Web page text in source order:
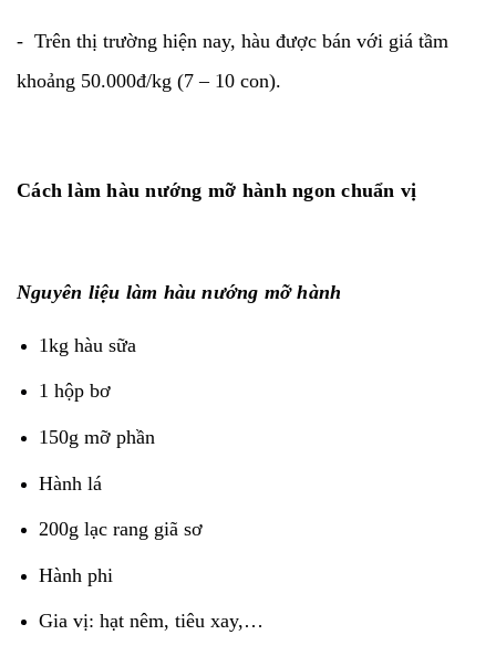
- Trên thị trường hiện nay, hàu được bán với giá tầm
khoảng 50.000đ/kg (7 – 10 con).
Cách làm hàu nướng mỡ hành ngon chuẩn vị
Nguyên liệu làm hàu nướng mỡ hành
1kg hàu sữa
1 hộp bơ
150g mỡ phần
Hành lá
200g lạc rang giã sơ
Hành phi
Gia vị: hạt nêm, tiêu xay,…